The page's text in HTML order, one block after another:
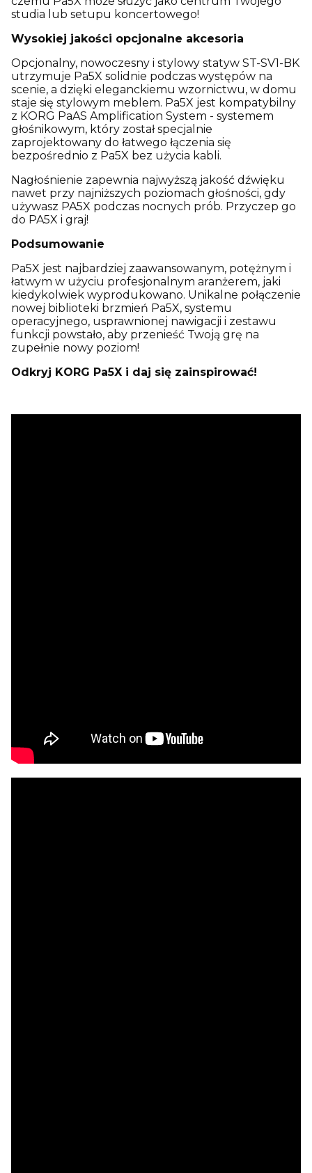
studia lub setupu koncertowego!
Wysokiej jakości opcjonalne akcesoria
Opcjonalny, nowoczesny i stylowy statyw ST-SV1-BK
utrzymuje Pa5X solidnie podczas występów na
scenie, a dzięki eleganckiemu wzornictwu, w domu
staje się stylowym meblem. Pa5X jest kompatybilny
z KORG PaAS Amplification System - systemem
głośnikowym, który został specjalnie
zaprojektowany do łatwego łączenia się
bezpośrednio z Pa5X bez użycia kabli.
Nagłośnienie zapewnia najwyższą jakość dźwięku
nawet przy najniższych poziomach głośności, gdy
używasz PA5X podczas nocnych prób. Przyczep go
do PA5X i graj!
Podsumowanie
Pa5X jest najbardziej zaawansowanym, potężnym i
łatwym w użyciu profesjonalnym aranżerem, jaki
kiedykolwiek wyprodukowano. Unikalne połączenie
nowej biblioteki brzmień Pa5X, systemu
operacyjnego, usprawnionej nawigacji i zestawu
funkcji powstało, aby przenieść Twoją grę na
zupełnie nowy poziom!
Odkryj KORG Pa5X i daj się zainspirować!